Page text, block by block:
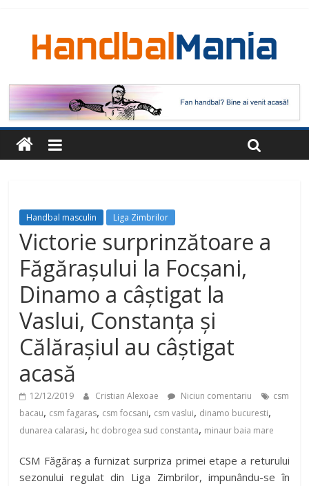
Handbal masculin Liga Zimbrilor
Victorie surprinzătoare a
Făgărașului la Focșani,
Dinamo a câștigat la
Vaslui, Constanța și
Călărașiul au câștigat
acasă
12/12/2019 Cristian Alexoae Niciun comentariu
csm
bacau, csm fagaras, csm focsani, csm vaslui, dinamo bucuresti,
dunarea calarasi, hc dobrogea sud constanta, minaur baia mare
CSM Făgăraș a furnizat surpriza primei etape a returului
sezonului regulat din Liga Zimbrilor, impunându-se în